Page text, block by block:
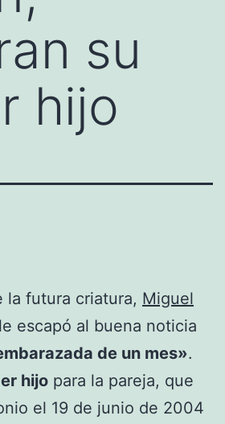
su
hijo
la futura criatura, Miguel
escapó al buena noticia
de un mes».
hijo para la pareja, que
el 19 de junio de 2004